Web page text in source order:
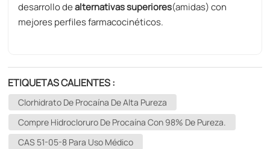
desarrollo de ​alternativas superiores​(amidas) con
mejores perfiles farmacocinéticos.
ETIQUETAS CALIENTES :
Clorhidrato De Procaína De Alta Pureza
Compre Hidrocloruro De Procaína Con 98% De Pureza.
CAS 51-05-8 Para Uso Médico